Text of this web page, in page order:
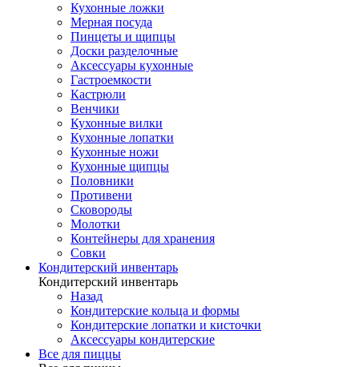
Кухонные ложки
Мерная посуда
Пинцеты и щипцы
Доски разделочные
Аксессуары кухонные
Гастроемкости
Кастрюли
Венчики
Кухонные вилки
Кухонные лопатки
Кухонные ножи
Кухонные щипцы
Половники
Противени
Сковороды
Молотки
Контейнеры для хранения
Совки
Кондитерский инвентарь
Кондитерский инвентарь
Назад
Кондитерские кольца и формы
Кондитерские лопатки и кисточки
Аксессуары кондитерские
Все для пиццы